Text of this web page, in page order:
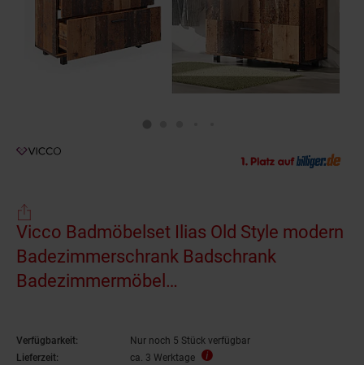
Vicco Badmöbelset Ilias Old Style modern
Badezimmerschrank Badschrank
Badezimmermöbel
Spiegelschrank Schranktür Schrankfach
Verfügbarkeit:
Nur noch 5 Stück verfügbar
Lieferzeit:
ca. 3 Werktage